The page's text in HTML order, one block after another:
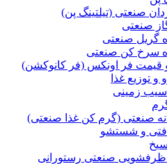
صنعتی (تيلتينگ پن)
صنعتی
گریل صنعتی
سرخ کن صنعتی
قیمت فر اونکس (فر کانوکشن)
توزیع غذا
زمینی
صنعتی (گرم کن غذا صنعتی)
و شستشو
صنعتی رستورانی